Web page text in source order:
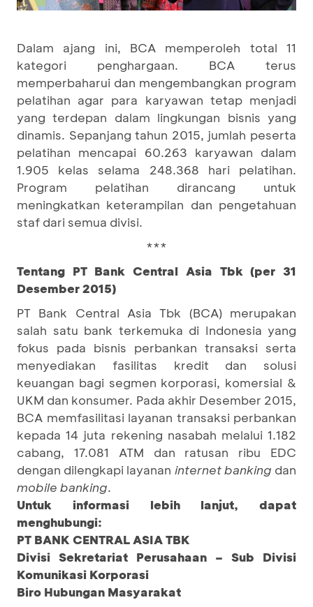
Dalam ajang ini, BCA memperoleh total 11
kategori penghargaan. BCA terus
memperbaharui dan mengembangkan program
pelatihan agar para karyawan tetap menjadi
yang terdepan dalam lingkungan bisnis yang
dinamis. Sepanjang tahun 2015, jumlah peserta
pelatihan mencapai 60.263 karyawan dalam
1.905 kelas selama 248.368 hari pelatihan.
Program pelatihan dirancang untuk
meningkatkan keterampilan dan pengetahuan
staf dari semua divisi.
***
Tentang PT Bank Central Asia Tbk (per 31
Desember 2015)
PT Bank Central Asia Tbk (BCA) merupakan
salah satu bank terkemuka di Indonesia yang
fokus pada bisnis perbankan transaksi serta
menyediakan fasilitas kredit dan solusi
keuangan bagi segmen korporasi, komersial &
UKM dan konsumer. Pada akhir Desember 2015,
BCA memfasilitasi layanan transaksi perbankan
kepada 14 juta rekening nasabah melalui 1.182
cabang, 17.081 ATM dan ratusan ribu EDC
dengan dilengkapi layanan internet banking dan
mobile banking.
Untuk informasi lebih lanjut, dapat
menghubungi:
PT BANK CENTRAL ASIA TBK
Divisi Sekretariat Perusahaan – Sub Divisi
Komunikasi Korporasi
Biro Hubungan Masyarakat